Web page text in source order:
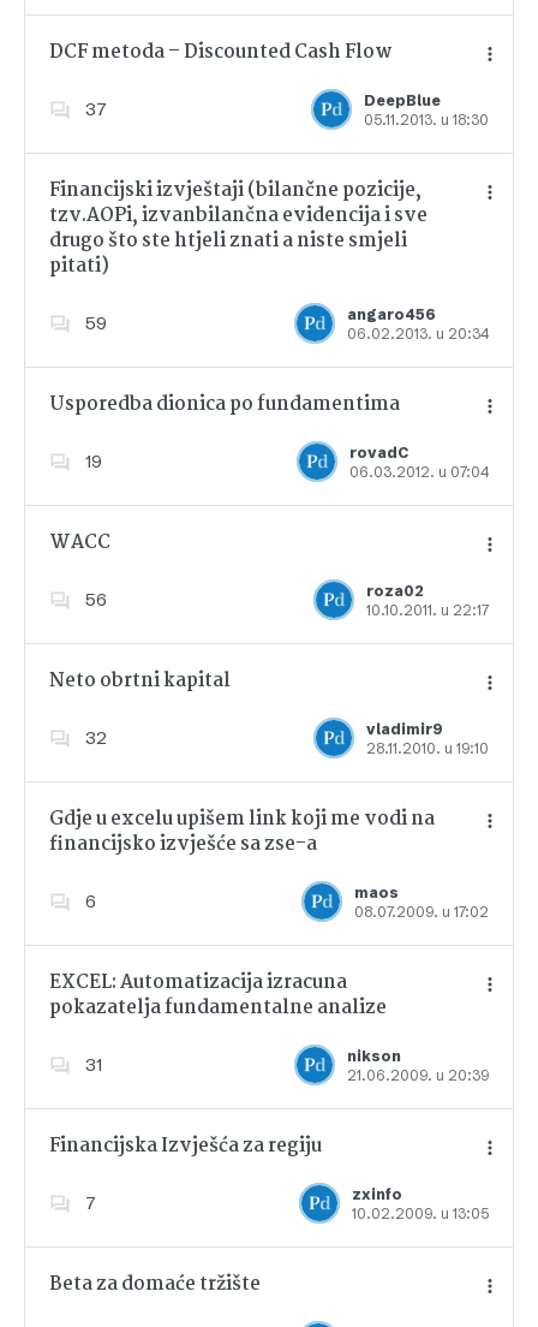
DCF metoda – Discounted Cash Flow
37
DeepBlue
05.11.2013. u 18:30
Dodajte u favorite
Financijski izvještaji (bilančne pozicije,
tzv.AOPi, izvanbilančna evidencija i sve
drugo što ste htjeli znati a niste smjeli
pitati)
59
angaro456
06.02.2013. u 20:34
Usporedba dionica po fundamentima
19
rovadC
06.03.2012. u 07:04
Dodajte u favorite
WACC
56
roza02
10.10.2011. u 22:17
Dodajte u favorite
Neto obrtni kapital
32
vladimir9
28.11.2010. u 19:10
Dodajte u favorite
Gdje u excelu upišem link koji me vodi na
financijsko izvješće sa zse-a
6
maos
08.07.2009. u 17:02
Dodajte u favorite
EXCEL: Automatizacija izracuna
pokazatelja fundamentalne analize
31
nikson
21.06.2009. u 20:39
Dodajte u favorite
Financijska Izvješća za regiju
7
zxinfo
10.02.2009. u 13:05
Dodajte u favorite
Beta za domaće tržište